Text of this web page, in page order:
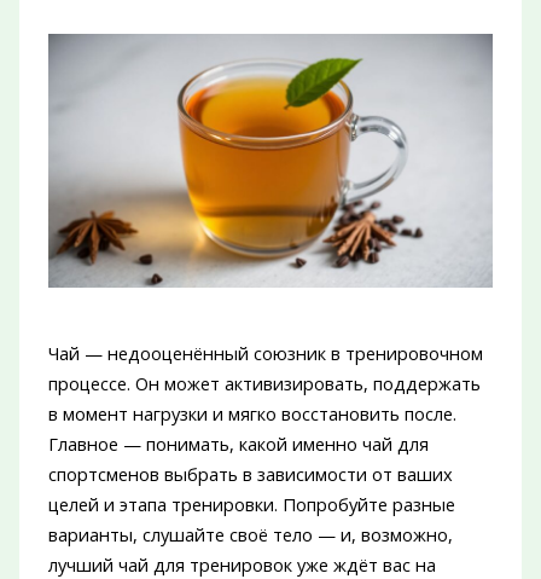
Чай — недооценённый союзник в тренировочном
процессе. Он может активизировать, поддержать
в момент нагрузки и мягко восстановить после.
Главное — понимать, какой именно чай для
спортсменов выбрать в зависимости от ваших
целей и этапа тренировки. Попробуйте разные
варианты, слушайте своё тело — и, возможно,
лучший чай для тренировок уже ждёт вас на